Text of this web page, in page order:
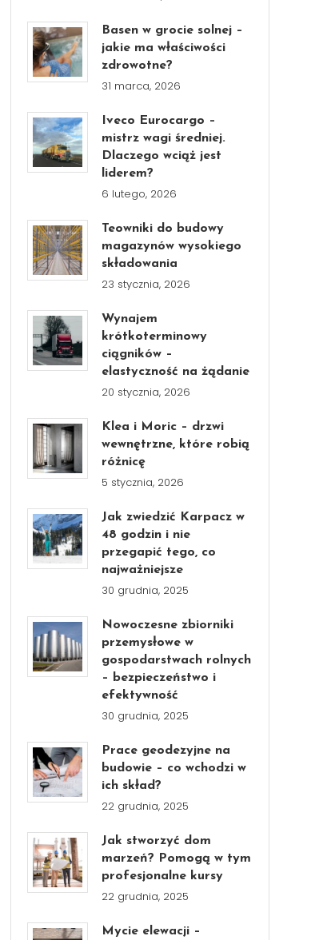
Basen w grocie solnej –
jakie ma właściwości
zdrowotne?
31 marca, 2026
Iveco Eurocargo –
mistrz wagi średniej.
Dlaczego wciąż jest
liderem?
6 lutego, 2026
Teowniki do budowy
magazynów wysokiego
składowania
23 stycznia, 2026
Wynajem
krótkoterminowy
ciągników –
elastyczność na żądanie
20 stycznia, 2026
Klea i Moric – drzwi
wewnętrzne, które robią
różnicę
5 stycznia, 2026
Jak zwiedzić Karpacz w
48 godzin i nie
przegapić tego, co
najważniejsze
30 grudnia, 2025
Nowoczesne zbiorniki
przemysłowe w
gospodarstwach rolnych
– bezpieczeństwo i
efektywność
30 grudnia, 2025
Prace geodezyjne na
budowie – co wchodzi w
ich skład?
22 grudnia, 2025
Jak stworzyć dom
marzeń? Pomogą w tym
profesjonalne kursy
22 grudnia, 2025
Mycie elewacji –